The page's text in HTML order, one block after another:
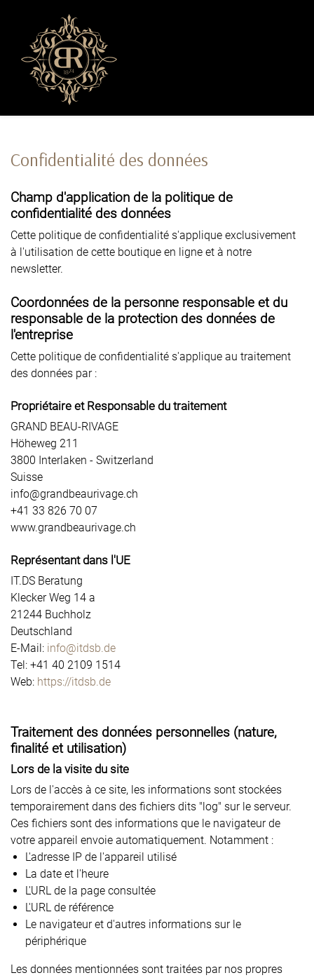
Confidentialité des données
Champ d'application de la politique de
confidentialité des données
Cette politique de confidentialité s'applique exclusivement
à l'utilisation de cette boutique en ligne et à notre
newsletter.
Coordonnées de la personne responsable et du
responsable de la protection des données de
l'entreprise
Cette politique de confidentialité s'applique au traitement
des données par :
Propriétaire et Responsable du traitement
GRAND BEAU-RIVAGE
Höheweg 211
3800 Interlaken - Switzerland
Suisse
info@grandbeaurivage.ch
+41 33 826 70 07
www.grandbeaurivage.ch
Représentant dans l'UE
IT.DS Beratung
Klecker Weg 14 a
21244 Buchholz
Deutschland
E-Mail: info@itdsb.de
Tel: +41 40 2109 1514
Web: https://itdsb.de
Traitement des données personnelles (nature,
finalité et utilisation)
Lors de la visite du site
Lors de l'accès à ce site, les informations sont stockées
temporairement dans des fichiers dits "log" sur le serveur.
Ces fichiers sont des informations que le navigateur de
votre appareil envoie automatiquement. Notamment :
L'adresse IP de l'appareil utilisé
La date et l'heure
L'URL de la page consultée
L'URL de référence
Le navigateur et d'autres informations sur le
périphérique
Les données mentionnées sont traitées par nos propres